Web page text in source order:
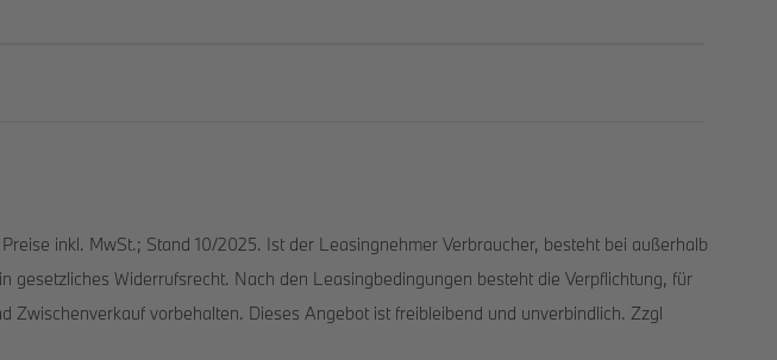
inkl. MwSt.; Stand 10/2025. Ist der Leasingnehmer Verbraucher, besteht bei außerhalb
Widerrufsrecht. Nach den Leasingbedingungen besteht die Verpflichtung, für
vorbehalten. Dieses Angebot ist freibleibend und unverbindlich. Zzgl